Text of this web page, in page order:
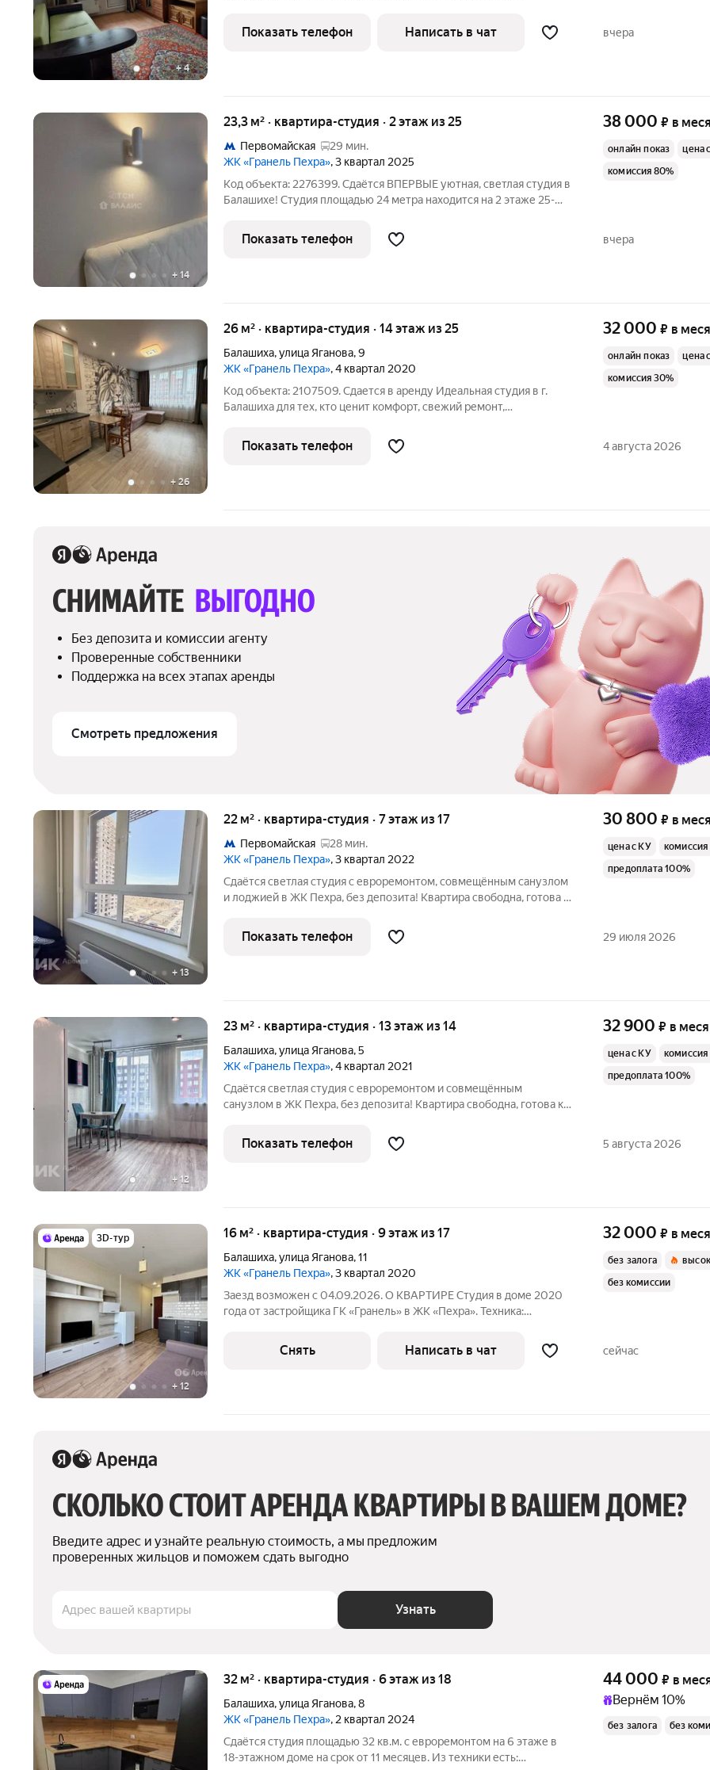
+4
Показать телефон Написать в чат вчера
+ 14
23,3 м² · квартира-студия · 2 этаж из 25
Первомайская
29 мин.
ЖК «Гранель Пехра», 3 квартал 2025
Код объекта: 2276399. Сдаётся ВПЕРВЫЕ уютная, светлая студия в
Балашихе! Студия площадью 24 метра находится на 2 этаже 25-
Квартира полностью меблирована и готова к заселению:
Стиральная
38 000 ₽ в
онлайн показ
цена
комиссия 80%
Показать телефон вчера
+ 26
26 м² · квартира-студия · 14 этаж из 25
Балашиха,улица Яганова,9
ЖК «Гранель Пехра», 4 квартал 2020
Код объекта: 2107509. Сдается в аренду Идеальная студия в г.
Балашиха для тех, кто ценит комфорт, свежий ремонт,
современном ЖК "Пехра" на 14 этаже 25-этажного монолитного
дома, построенного в 2020
32 000 ₽ в
онлайн показ
цена
комиссия 30%
Показать телефон 4 августа 2026
СНИМАЙТЕ ВЫГОДНО
Без депозита и комиссии агенту
Проверенные собственники
Поддержка на всех этапах аренды
Смотреть предложения
+ 13
22 м² · квартира-студия · 7 этаж из 17
Первомайская
28 мин.
ЖК «Гранель Пехра», 3 квартал 2022
Сдаётся светлая студия с евроремонтом, совмещённым санузлом
и лоджией в ЖК Пехра, без депозита! Квартира свободна, готова к
Дополнительную мебель и технику можно приобрести в счёт
арендной
30 800 ₽ в
цена с КУ
комиссия
предоплата 100%
Показать телефон 29 июля 2026
+ 12
23 м² · квартира-студия · 13 этаж из 14
Балашиха,улица Яганова,5
ЖК «Гранель Пехра», 4 квартал 2021
Сдаётся светлая студия с евроремонтом и совмещённым
санузлом в ЖК Пехра, без депозита! Квартира свободна, готова к
Полы - плитка и ламинат. Окна выходят в благоустроенный двор,
на запад.
32 900 ₽ в
цена с КУ
комиссия
предоплата 100%
Показать телефон 5 августа 2026
3D-тур
+ 12
16 м² · квартира-студия · 9 этаж из 17
Балашиха,улица Яганова,11
ЖК «Гранель Пехра», 3 квартал 2020
Заезд возможен с 04.09.2026. О КВАРТИРЕ Студия в доме 2020
года от застройщика ГК «Гранель» в ЖК «Пехра». Техника:
кухонный гарнитур со встроенной техникой, раскладной диван,
32 000 ₽ в
без залога
без комиссии
Снять Написать в чат сейчас
СКОЛЬКО СТОИТ АРЕНДА КВАРТИРЫ В ВАШЕМ ДОМЕ?
Введите адрес и узнайте реальную стоимость, а мы предложим
проверенных жильцов и поможем сдать выгодно
Адрес вашей квартиры Узнать
32 м² · квартира-студия · 6 этаж из 18
Балашиха,улица Яганова,8
ЖК «Гранель Пехра», 2 квартал 2024
Сдаётся студия площадью 32 кв.м. с евроремонтом на 6 этаже в
18-этажном доме на срок от 11 месяцев. Из техники есть:
44 000 ₽ в
Вернём 10%
без залога без